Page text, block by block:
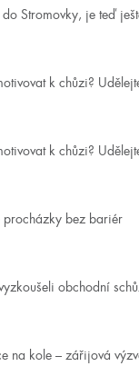
Stromovky, je teď
k chůzi?
k chůzi?
procházky bez bariér
obchodní
na kole – zářijová